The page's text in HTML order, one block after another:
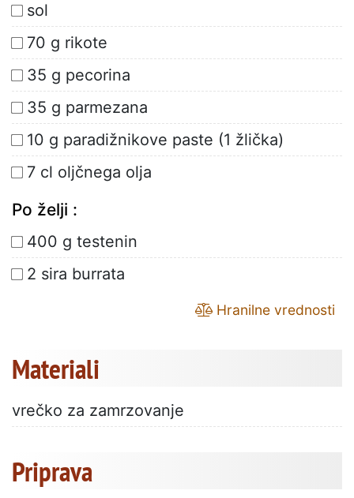
sol
70 g rikote
35 g pecorina
35 g parmezana
10 g paradižnikove paste (1 žlička)
7 cl oljčnega olja
Po želji :
400 g testenin
2 sira burrata
Hranilne vrednosti
Materiali
vrečko za zamrzovanje
Priprava